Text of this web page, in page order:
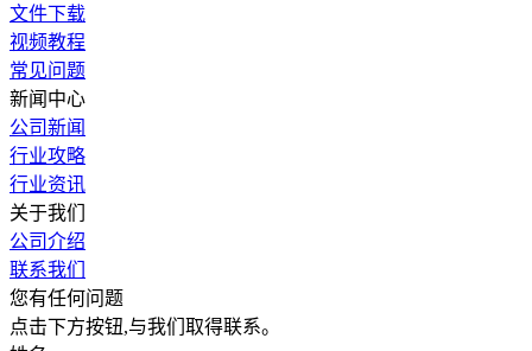
文件下载
视频教程
常见问题
新闻中心
公司新闻
行业攻略
行业资讯
关于我们
公司介绍
联系我们
您有任何问题
点击下方按钮,与我们取得联系。